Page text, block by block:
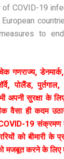
of COVID-19
to
गणराज्य,
पोलैंड,
अपनी सुरक्षा के
वैसा ही कदम
19 संक्रमण
को बीमारी के
मजबूत करने के लिए